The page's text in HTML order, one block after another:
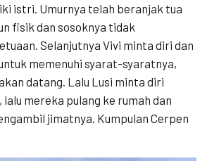
istri. Umurnya telah beranjak tua
fisik dan sosoknya tidak
Selanjutnya Vivi minta diri dan
memenuhi syarat-syaratnya,
datang. Lalu Lusi minta diri
lalu mereka pulang ke rumah dan
jimatnya. Kumpulan Cerpen